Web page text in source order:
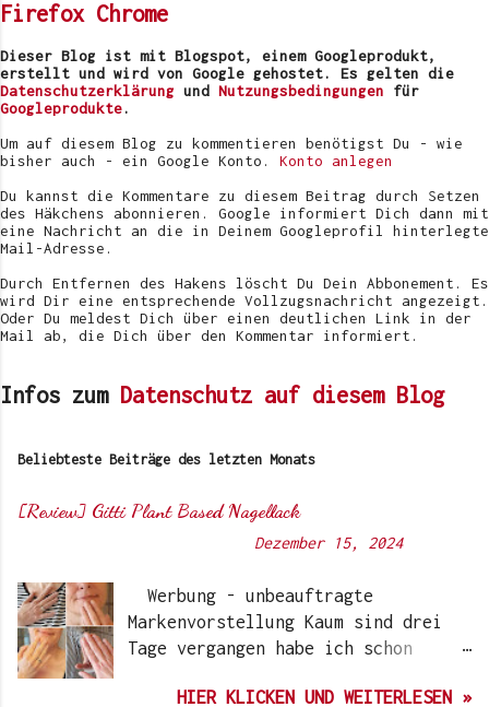
a
v
e
r
ö
f
e
t
l
i
c
e
n
Firefox Chrome
Dieser Blog ist mit Blogspot, einem Googleprodukt,
erstellt und wird von Google gehostet. Es gelten die
Datenschutzerklärung und Nutzungsbedingungen für
Googleprodukte.
Um auf diesem Blog zu kommentieren benötigst Du - wie
bisher auch - ein Google Konto. Konto anlegen
Du kannst die Kommentare zu diesem Beitrag durch Setzen
des Häkchens abonnieren. Google informiert Dich dann mit
eine Nachricht an die in Deinem Googleprofil hinterlegte
Mail-Adresse.
Durch Entfernen des Hakens löscht Du Dein Abbonement. Es
wird Dir eine entsprechende Vollzugsnachricht angezeigt.
Oder Du meldest Dich über einen deutlichen Link in der
Mail ab, die Dich über den Kommentar informiert.
Infos zum Datenschutz auf diesem Blog
Beliebteste Beiträge des letzten Monats
[Review] Gitti Plant Based Nagellack
Dezember 15, 2024
Werbung - unbeauftragte
Markenvorstellung Kaum sind drei
Tage vergangen habe ich schon
Euch. Aber nach 6 Monate, wo ich
HIER KLICKEN UND WEITERLESEN »